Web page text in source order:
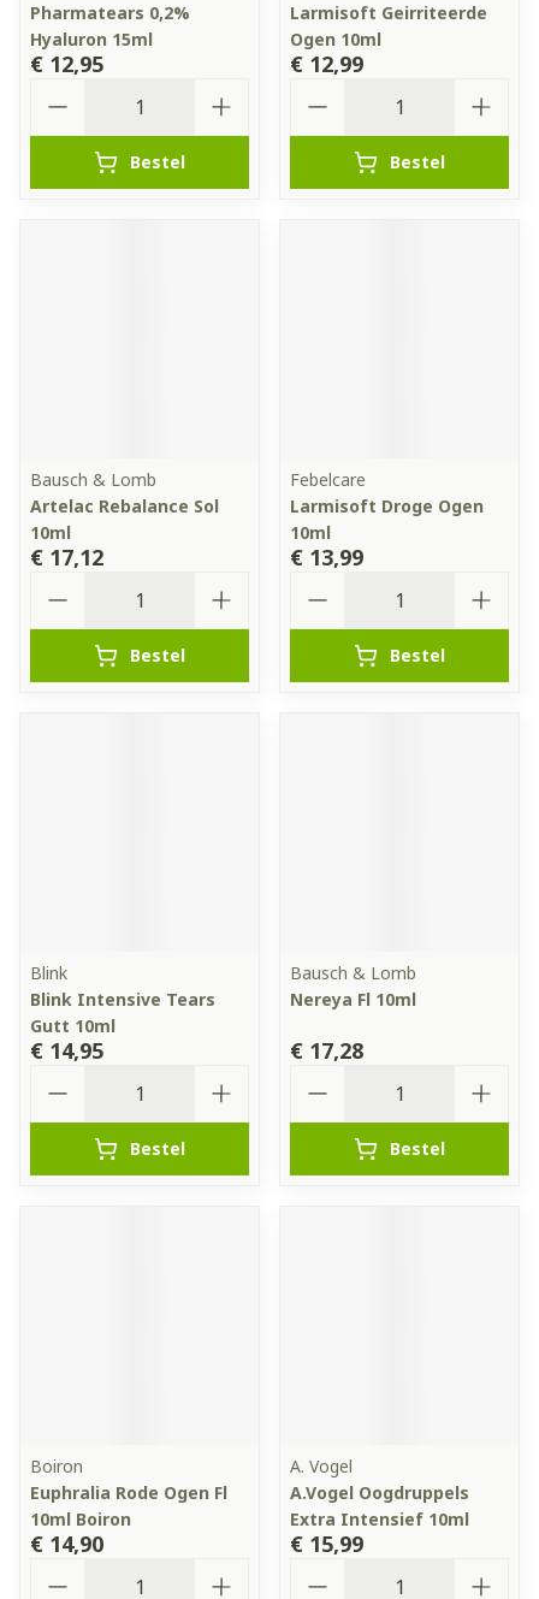
Pharmatears 0,2%
Hyaluron 15ml
€ 12,95
Bestel
Larmisoft Geirriteerde
Ogen 10ml
€ 12,99
Bestel
Bausch & Lomb
Artelac Rebalance Sol
10ml
€ 17,12
Bestel
Febelcare
Larmisoft Droge Ogen
10ml
€ 13,99
Bestel
Blink
Blink Intensive Tears
Gutt 10ml
€ 14,95
Bestel
Bausch & Lomb
Nereya Fl 10ml
€ 17,28
Bestel
Boiron
Euphralia Rode Ogen Fl
10ml Boiron
€ 14,90
A. Vogel
A.Vogel Oogdruppels
Extra Intensief 10ml
€ 15,99